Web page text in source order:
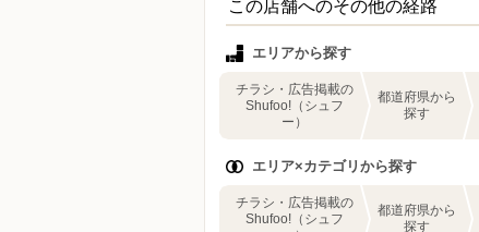
この店舗へのその他の経路
エリアから探す
チラシ・広告掲載の
Shufoo!（シュフ
ー）
都道府県から
探す
エリア×カテゴリから探す
チラシ・広告掲載の
Shufoo!（シュフ
都道府県から
探す